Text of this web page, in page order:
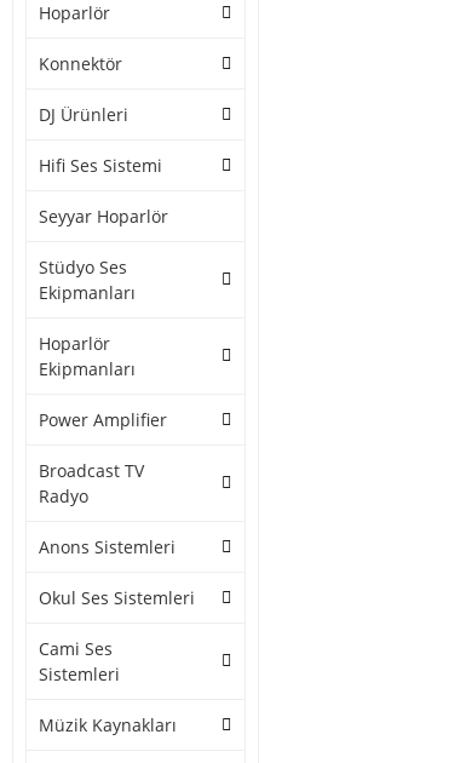
Hoparlör
Konnektör
DJ Ürünleri
Hifi Ses Sistemi
Seyyar Hoparlör
Stüdyo Ses
Ekipmanları
Hoparlör
Ekipmanları
Power Amplifier
Broadcast TV
Radyo
Anons Sistemleri
Okul Ses Sistemleri
Cami Ses
Sistemleri
Müzik Kaynakları